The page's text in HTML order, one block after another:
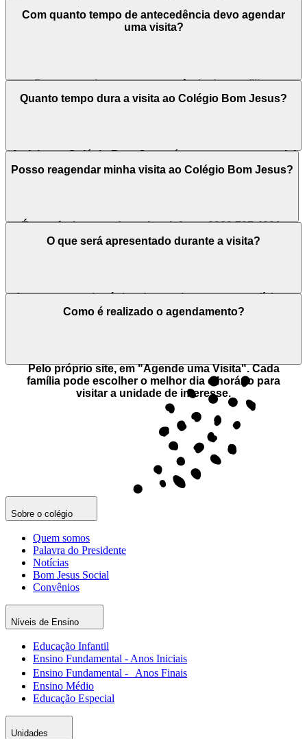
objetivo promover um momento de acolhimento, por
isso é interessante a presença do estudante.
Com quanto tempo de antecedência devo agendar
uma visita?
Para garantir a vaga e a matrícula do seu filho,
recomenda-se realizar o agendamento com
Quanto tempo dura a visita ao Colégio Bom Jesus?
A visita ao Colégio Bom Jesus é um momento especial
para a família e para a escola, pois oferece uma
oportunidade para conhecer a estrutura e esclarecer
Posso reagendar minha visita ao Colégio Bom Jesus?
É possível reagendar pelo telefone: 0800 727 4001.
O que será apresentado durante a visita?
A proposta pedagógica da escola, os espaços físicos
e ambientes de aprendizagem, diferenciais da unidade,
Como é realizado o agendamento?
Pelo próprio site, em "Agende uma Visita". Cada
família pode escolher o melhor dia e horário para
visitar a unidade de interesse.
Sobre o colégio
Quem somos
Palavra do Presidente
Notícias
Bom Jesus Social
Convênios
Níveis de Ensino
Educação Infantil
Ensino Fundamental - Anos Iniciais
Ensino Fundamental - Anos Finais
Ensino Médio
Educação Especial
Unidades